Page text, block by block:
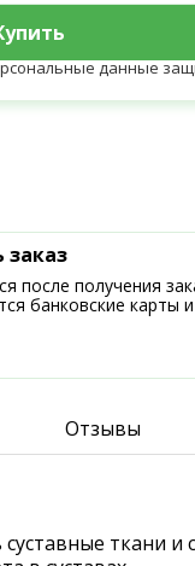
данные
заказ
после получения
банковские карты и
Отзывы
ткани и